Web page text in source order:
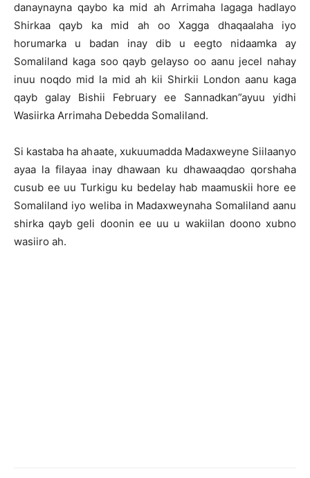
danaynayna qaybo ka mid ah Arrimaha lagaga hadlayo
Shirkaa qayb ka mid ah oo Xagga dhaqaalaha iyo
horumarka u badan inay dib u eegto nidaamka ay
Somaliland kaga soo qayb gelayso oo aanu jecel nahay
inuu noqdo mid la mid ah kii Shirkii London aanu kaga
qayb galay Bishii February ee Sannadkan”ayuu yidhi
Wasiirka Arrimaha Debedda Somaliland.
Si kastaba ha ahaate, xukuumadda Madaxweyne Siilaanyo
ayaa la filayaa inay dhawaan ku dhawaaqdao qorshaha
cusub ee uu Turkigu ku bedelay hab maamuskii hore ee
Somaliland iyo weliba in Madaxweynaha Somaliland aanu
shirka qayb geli doonin ee uu u wakiilan doono xubno
wasiiro ah.